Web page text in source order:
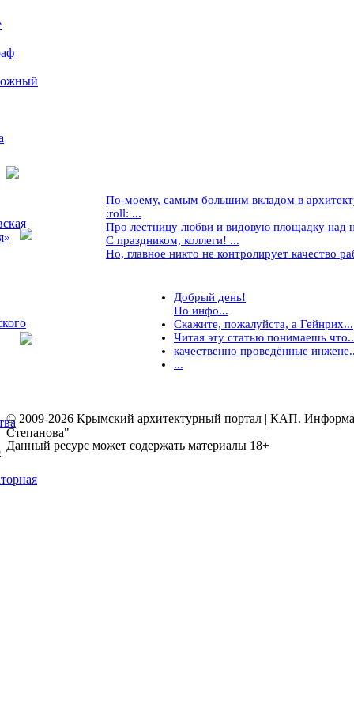
По-моему, самым большим вкладом в
:roll: ...
Про лестницу любви и видовую площадку над
С праздником, коллеги! ...
Но, главное никто не контролирует качество
Добрый день!
По инфо...
Скажите, пожалуйста, а Гейнрих...
Читая эту статью понимаешь
качественно проведённые
...
© 2009-2026 Крымский архитектурный портал | КАП.
Степанова"
Данный ресурс может содержать материалы 18+